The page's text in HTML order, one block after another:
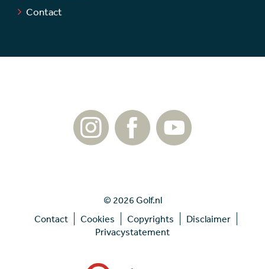
Contact
© 2026 Golf.nl
Contact
Cookies Copyrights
Disclaimer
Privacystatement